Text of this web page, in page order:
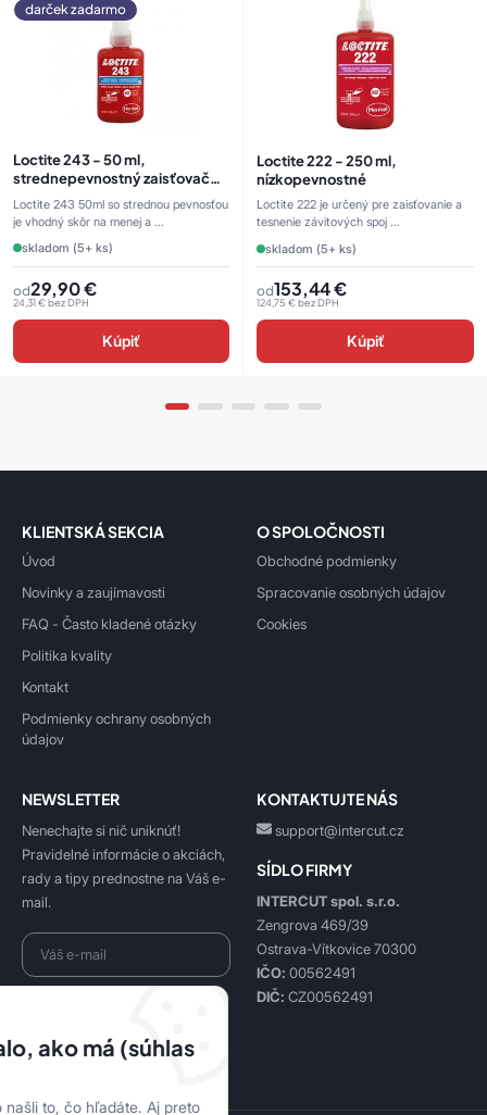
darček zadarmo
Loctite 243 - 50 ml,
strednepevnostný zaisťovač
závitov
Loctite 243 50ml so strednou pevnosťou
je vhodný skôr na menej a ...
skladom (5+ ks)
od29,90€
24,31€bez DPH
Kúpiť
Loctite 222 - 250 ml,
nízkopevnostné
Loctite 222 je určený pre zaisťovanie a
tesnenie závitových spoj ...
skladom (5+ ks)
od153,44€
124,75 €bez DPH
Kúpiť
KLIENTSKÁ SEKCIA
Úvod
Novinky a zaujímavosti
FAQ - Často kladené otázky
Politika kvality
Kontakt
Podmienky ochrany osobných
údajov
O SPOLOČNOSTI
Obchodné podmienky
Spracovanie osobných údajov
Cookies
NEWSLETTER
Nenechajte si nič uniknúť!
Pravidelné informácie o akciách,
rady a tipy prednostne na Váš e-
mail.
Prihlásiť sa k odberu
KONTAKTUJTE NÁS
support@intercut.cz
SÍDLO FIRMY
INTERCUT spol. s.r.o.
Zengrova 469/39
Ostrava-Vítkovice 70300
IČO: 00562491
DIČ: CZ00562491
ako má (súhlas
to, čo hľadáte. Aj preto